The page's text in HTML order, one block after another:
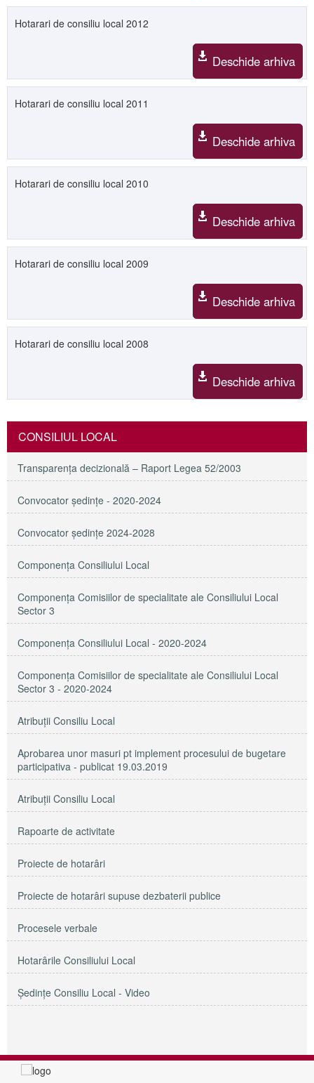
Hotarari de consiliu local 2012
Deschide arhiva
Hotarari de consiliu local 2011
Deschide arhiva
Hotarari de consiliu local 2010
Deschide arhiva
Hotarari de consiliu local 2009
Deschide arhiva
Hotarari de consiliu local 2008
Deschide arhiva
CONSILIUL LOCAL
Transparenţa decizională – Raport Legea 52/2003
Convocator ședințe - 2020-2024
Convocator ședințe 2024-2028
Componența Consiliului Local
Componența Comisiilor de specialitate ale Consiliului Local
Sector 3
Componenţa Consiliului Local - 2020-2024
Componenţa Comisiilor de specialitate ale Consiliului Local
Sector 3 - 2020-2024
Atribuţii Consiliu Local
Aprobarea unor masuri pt implement procesului de bugetare
participativa - publicat 19.03.2019
Atribuții Consiliu Local
Rapoarte de activitate
Proiecte de hotarâri
Proiecte de hotarâri supuse dezbaterii publice
Procesele verbale
Hotarârile Consiliului Local
Şedinţe Consiliu Local - Video